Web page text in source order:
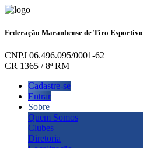
Federação Maranhense de Tiro Esportivo
CNPJ 06.496.095/0001-62
CR 1365 / 8ª RM
Cadastre-se
Entrar
Sobre
Quem Somos
Clubes
Diretoria